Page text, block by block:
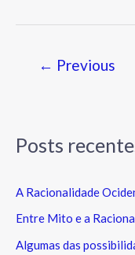
← Previous
Posts
A Racionalidade
Entre Mito e a
Algumas das